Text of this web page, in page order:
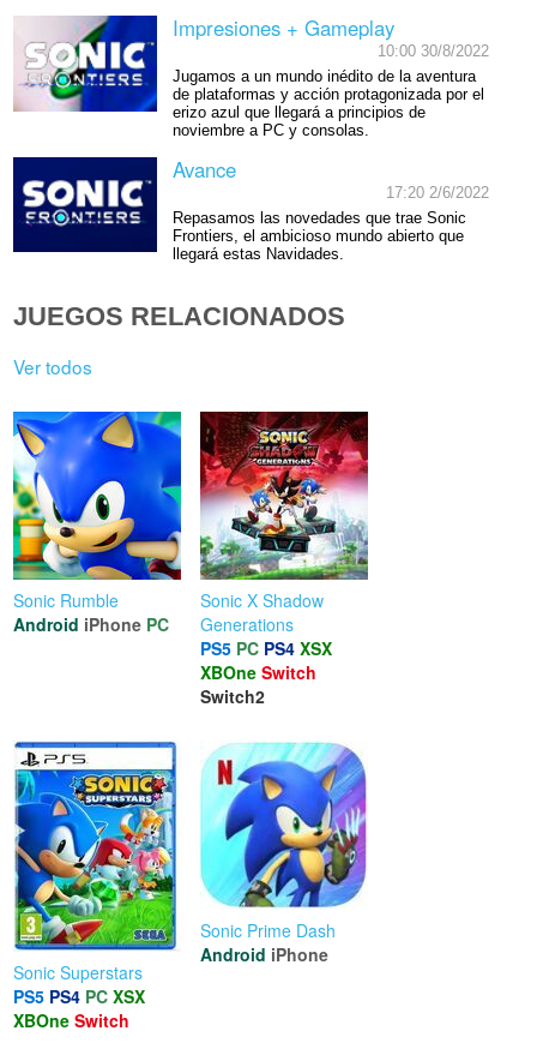
Impresiones + Gameplay
10:00 30/8/2022
Jugamos a un mundo inédito de la aventura
de plataformas y acción protagonizada por el
erizo azul que llegará a principios de
noviembre a PC y consolas.
Avance
17:20 2/6/2022
Repasamos las novedades que trae Sonic
Frontiers, el ambicioso mundo abierto que
llegará estas Navidades.
JUEGOS RELACIONADOS
Ver todos
Sonic Rumble
Android iPhone PC
Sonic X Shadow
Generations
PS5 PC PS4 XSX
XBOne Switch
Switch2
Sonic Superstars
PS5 PS4 PC XSX
XBOne Switch
Sonic Prime Dash
Android iPhone